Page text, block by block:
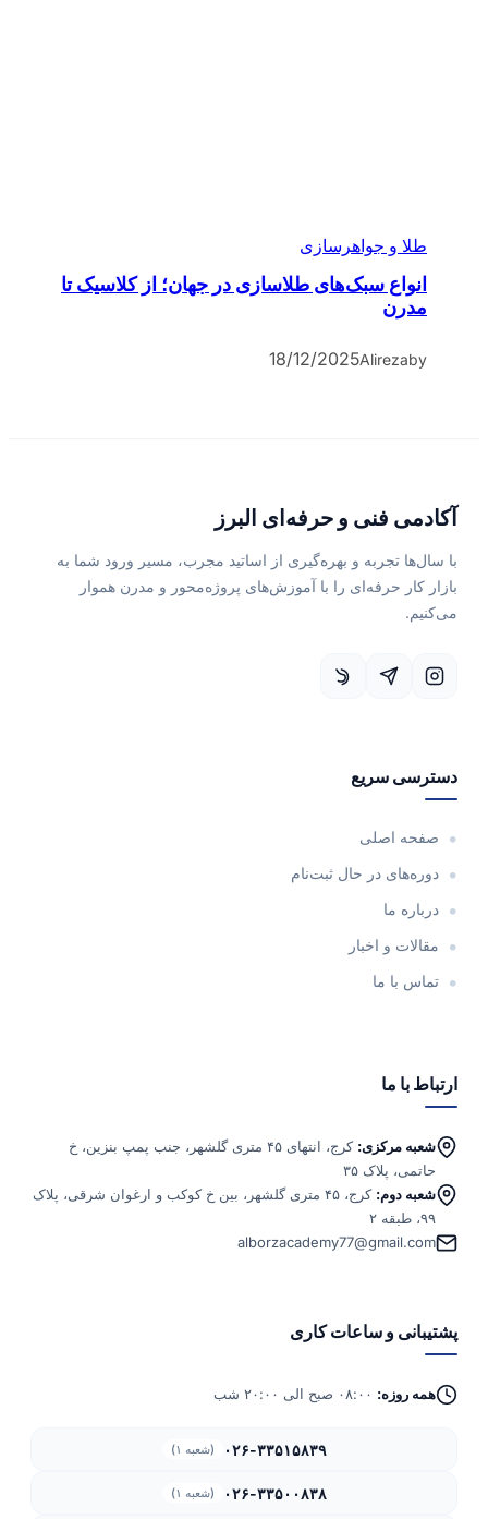
طلا و جواهرسازی
انواع سبک‌های طلاسازی در جهان؛ از کلاسیک تا
مدرن
by
Alireza
18/12/2025
آکادمی فنی و حرفه‌ای البرز
با سال‌ها تجربه و بهره‌گیری از اساتید مجرب، مسیر ورود شما به
بازار کار حرفه‌ای را با آموزش‌های پروژه‌محور و مدرن هموار
می‌کنیم.
دسترسی سریع
صفحه اصلی
دوره‌های در حال ثبت‌نام
درباره ما
مقالات و اخبار
تماس با ما
ارتباط با ما
شعبه مرکزی:
کرج، انتهای ۴۵ متری گلشهر، جنب پمپ بنزین، خ
حاتمی، پلاک ۳۵
شعبه دوم:
کرج، ۴۵ متری گلشهر، بین خ کوکب و ارغوان شرقی، پلاک
۹۹، طبقه ۲
alborzacademy77@gmail.com
پشتیبانی و ساعات کاری
همه روزه:
۰۲۶-۳۳۵۱۵۸۳۹ (شعبه ۱)
۰۲۶-۳۳۵۰۰۸۳۸ (شعبه ۱)